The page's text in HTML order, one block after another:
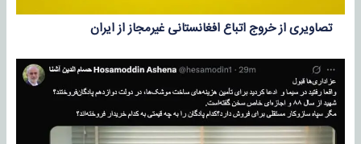
تصاویری از خروج اتباع افغانستانی غیرمجاز از ایران